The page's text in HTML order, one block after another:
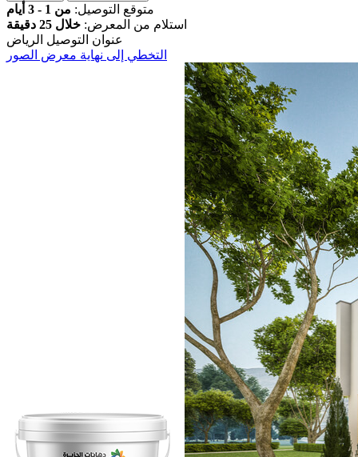
متوقع التوصيل: من 1 - 3 أيام
استلام من المعرض: خلال 25 دقيقة
عنوان التوصيل الرياض
التخطي إلى نهاية معرض الصور